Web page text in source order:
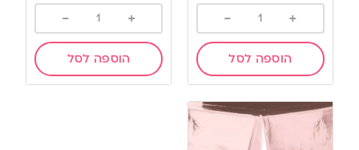
+
-
הוספה לסל
+
-
הוספה לסל